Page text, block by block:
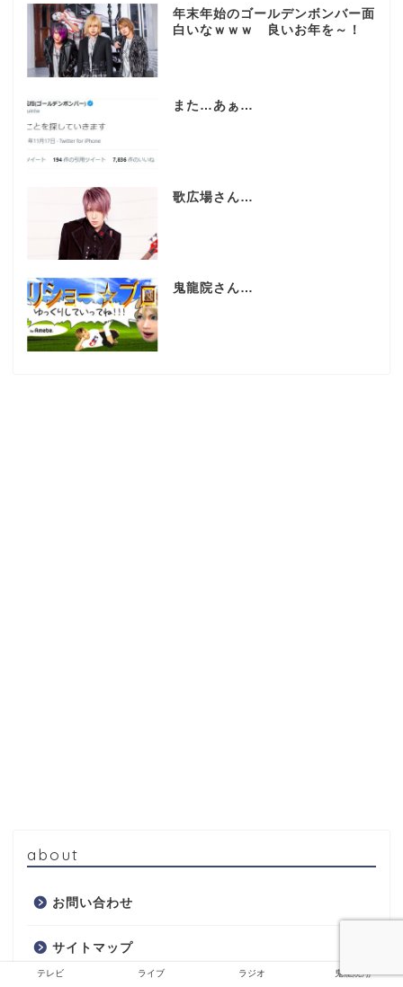
年末年始のゴールデンボンバー面
白いなｗｗｗ 良いお年を～！
また…あぁ…
歌広場さん…
鬼龍院さん…
about
お問い合わせ
サイトマップ
テレビ ライブ ラジオ 鬼龍院翔